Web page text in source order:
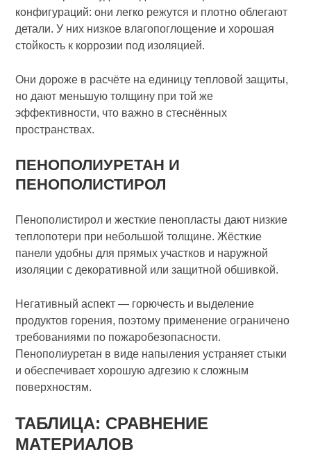
конфигураций: они легко режутся и плотно облегают
детали. У них низкое влагопоглощение и хорошая
стойкость к коррозии под изоляцией.
Они дороже в расчёте на единицу тепловой защиты,
но дают меньшую толщину при той же
эффективности, что важно в стеснённых
пространствах.
ПЕНОПОЛИУРЕТАН И
ПЕНОПОЛИСТИРОЛ
Пенополистирол и жесткие пенопласты дают низкие
теплопотери при небольшой толщине. Жёсткие
панели удобны для прямых участков и наружной
изоляции с декоративной или защитной обшивкой.
Негативный аспект — горючесть и выделение
продуктов горения, поэтому применение ограничено
требованиями по пожаробезопасности.
Пенополиуретан в виде напыления устраняет стыки
и обеспечивает хорошую адгезию к сложным
поверхностям.
ТАБЛИЦА: СРАВНЕНИЕ
МАТЕРИАЛОВ